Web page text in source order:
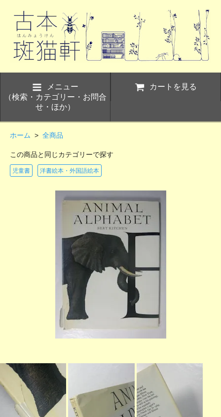
メニュー
（検索・カテゴリー・お問合
せ・ほか）
カートを見る
ホーム > 全商品
この商品と同じカテゴリーで探す
児童書 洋書絵本・外国語絵本